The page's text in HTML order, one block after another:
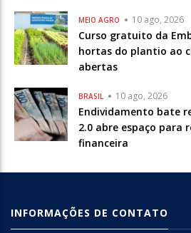
MEIO AGRO 10 ago, 2026
Curso gratuito da
hortas do plantio ao
abertas
BRASIL 10 ago, 2026
Endividamento bate
2.0 abre espaço para
financeira
INFORMAÇÕES DE CONTATO